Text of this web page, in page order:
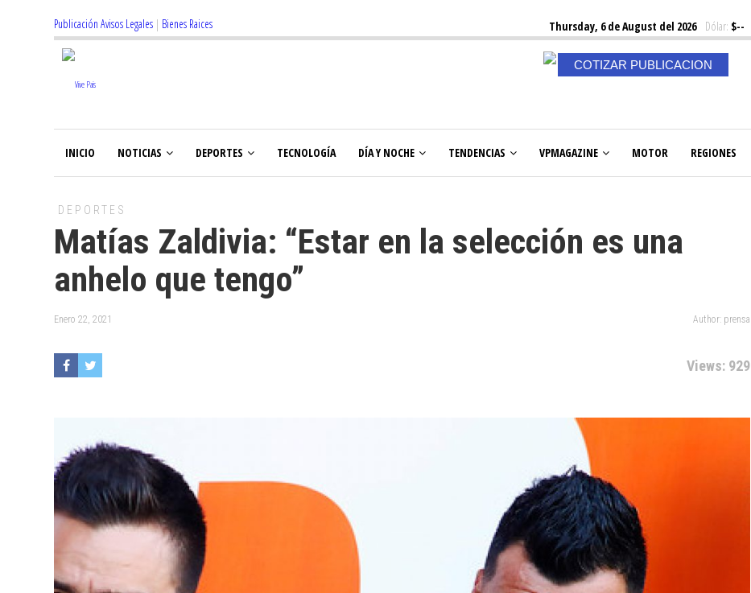
Publicación Avisos Legales | Bienes Raices Thursday, 6 de August del 2026Dólar: $--
COTIZAR PUBLICACION
INICIO NOTICIAS DEPORTES TECNOLOGÍA DÍA Y NOCHE TENDENCIAS VPMAGAZINE MOTOR REGIONES
DEPORTES
Matías Zaldivia: “Estar en la selección es una
anhelo que tengo”
Enero 22, 2021 Author: prensa
Views: 929